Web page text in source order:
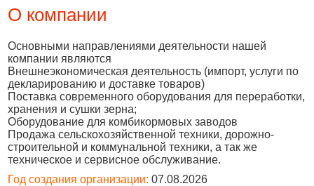
О компании
Основными направлениями деятельности нашей
компании являются
Внешнеэкономическая деятельность (импорт, услуги по
декларированию и доставке товаров)
Поставка современного оборудования для переработки,
хранения и сушки зерна;
Оборудование для комбикормовых заводов
Продажа сельскохозяйственной техники, дорожно-
строительной и коммунальной техники, а так же
техническое и сервисное обслуживание.
Год создания организации: 07.08.2026